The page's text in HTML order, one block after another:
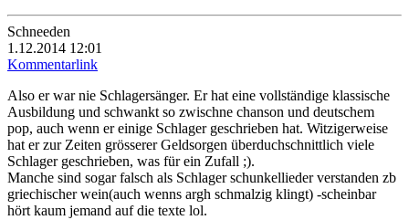
Schneeden
1.12.2014 12:01
Kommentarlink
Also er war nie Schlagersänger. Er hat eine vollständige klassische
Ausbildung und schwankt so zwischne chanson und deutschem
pop, auch wenn er einige Schlager geschrieben hat. Witzigerweise
hat er zur Zeiten grösserer Geldsorgen überduchschnittlich viele
Schlager geschrieben, was für ein Zufall ;).
Manche sind sogar falsch als Schlager schunkellieder verstanden zb
griechischer wein(auch wenns argh schmalzig klingt) -scheinbar
hört kaum jemand auf die texte lol.